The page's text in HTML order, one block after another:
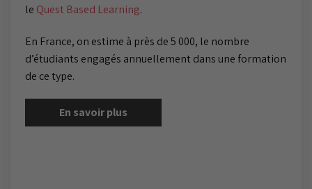
le Quest Based Learning.
En France, on estime à près de 5 000, le nombre
d’étudiants engagés annuellement dans une formation
de ce type.
En savoir plus